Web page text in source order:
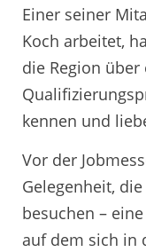
Einer seiner
Koch arbeitet,
die Region
kennen und
Vor der
Gelegenheit,
besuchen –
auf dem sich in